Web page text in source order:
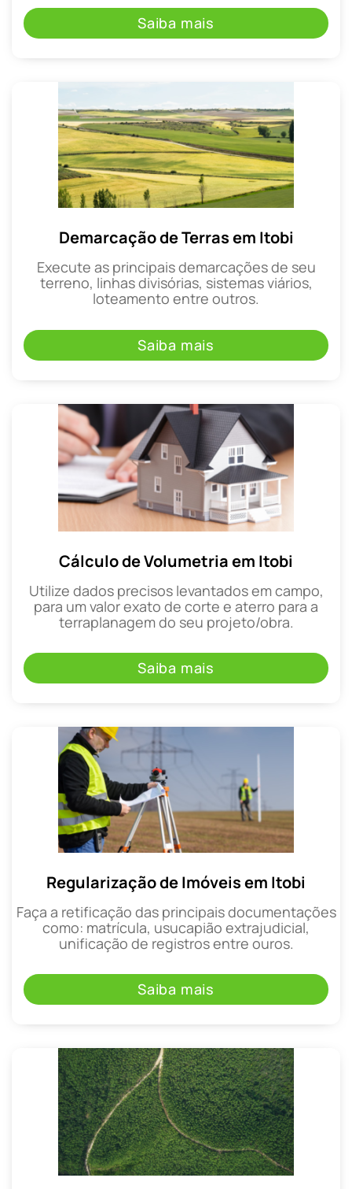
Saiba mais
Demarcação de Terras em Itobi
Execute as principais demarcações de seu
terreno, linhas divisórias, sistemas viários,
loteamento entre outros.
Saiba mais
Cálculo de Volumetria em Itobi
Utilize dados precisos levantados em campo,
para um valor exato de corte e aterro para a
terraplanagem do seu projeto/obra.
Saiba mais
Regularização de Imóveis em Itobi
Faça a retificação das principais documentações
como: matrícula, usucapião extrajudicial,
unificação de registros entre ouros.
Saiba mais